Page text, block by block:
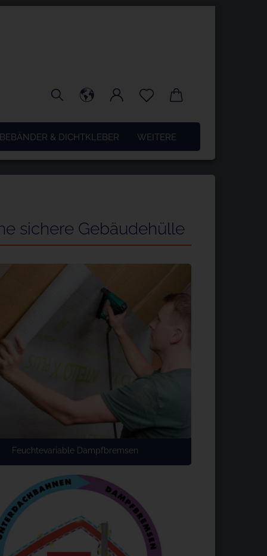
& DICHTKLEBER WEITERE
sichere Gebäudehülle
Feuchtevariable Dampfbremsen